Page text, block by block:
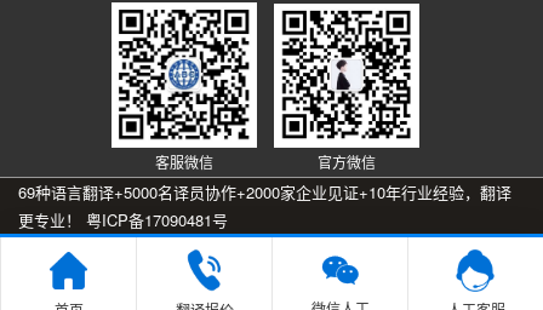

客服微信 官方微信
69种语言翻译+5000名译员协作+2000家企业见证+10年行业经验，翻译
更专业！ 粤ICP备17090481号